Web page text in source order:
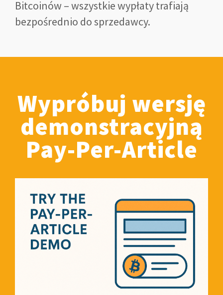
Bitcoinów – wszystkie wypłaty trafiają
bezpośrednio do sprzedawcy.
Wypróbuj wersję
demonstracyjną
Pay-Per-Article